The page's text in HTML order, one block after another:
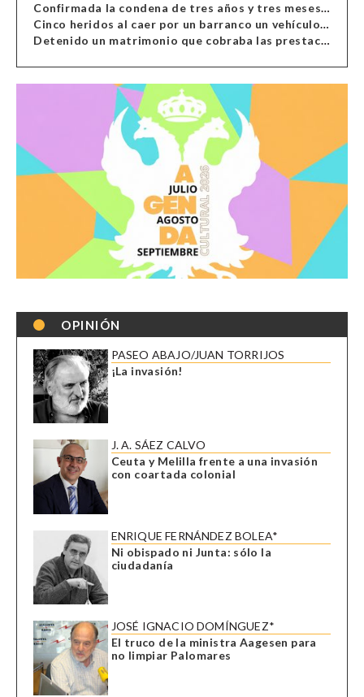
Confirmada la condena de tres años y tres meses al hombre de Antas acusado de xenofobia
Cinco heridos al caer por un barranco un vehículo en Alcolea
Detenido un matrimonio que cobraba las prestaciones de ilegales en Almería, Granada, Málaga, Huelva y Murcia
OPINIÓN
PASEO ABAJO/JUAN TORRIJOS
¡La invasión!
J. A. SÁEZ CALVO
Ceuta y Melilla frente a una invasión
con coartada colonial
ENRIQUE FERNÁNDEZ BOLEA*
Ni obispado ni Junta: sólo la
ciudadanía
JOSÉ IGNACIO DOMÍNGUEZ*
El truco de la ministra Aagesen para
no limpiar Palomares